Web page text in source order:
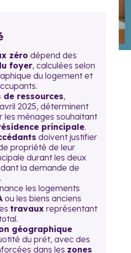
zéro dépend des
foyer, calculées selon
du logement et
ressources,
2025, déterminent
les ménages souhaitant
principale.
doivent justifier
propriété de leur
durant les deux
la demande de
.
les logements
ou les biens anciens
travaux représentant
géographique
du prêt, avec des
dans les zones